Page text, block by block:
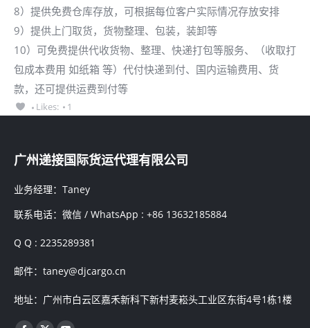
8）提供免费仓库存放，可根据每位客户实际情况存放安排
9）提供上门取货，货物整理、包装，装卸等
10）可免费提供代收货物、整理、快递打包等服务、（收取打
包成本费用 如纸箱 等）代付快递到付、国内运输费用、货
款，还可提供运费到付等
Likes: 1
广州递接国际货运代理有限公司
业务经理：Taney
联系电话：微信 / WhatsApp : +86 13632185884
Q Q : 2235289381
邮件：taney@djcargo.cn
地址：广州市白云区嘉禾新科下新村麦崧头工业区东街4号1栋1楼